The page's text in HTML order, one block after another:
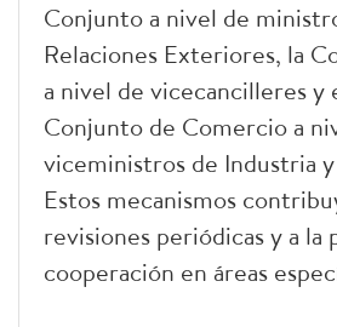
Conjunto a nivel de
Relaciones Exteriores, la
a nivel de vicecancilleres y
Conjunto de Comercio a
viceministros de Industria
Estos mecanismos
revisiones periódicas y a la
cooperación en áreas